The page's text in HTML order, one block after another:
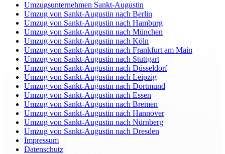
Umzugsunternehmen Sankt-Augustin
Umzug von Sankt-Augustin nach Berlin
Umzug von Sankt-Augustin nach Hamburg
Umzug von Sankt-Augustin nach München
Umzug von Sankt-Augustin nach Köln
Umzug von Sankt-Augustin nach Frankfurt am Main
Umzug von Sankt-Augustin nach Stuttgart
Umzug von Sankt-Augustin nach Düsseldorf
Umzug von Sankt-Augustin nach Leipzig
Umzug von Sankt-Augustin nach Dortmund
Umzug von Sankt-Augustin nach Essen
Umzug von Sankt-Augustin nach Bremen
Umzug von Sankt-Augustin nach Hannover
Umzug von Sankt-Augustin nach Nürnberg
Umzug von Sankt-Augustin nach Dresden
Impressum
Datenschutz